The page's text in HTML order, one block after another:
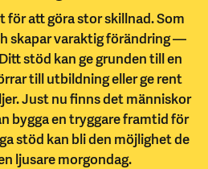
för att göra stor skillnad. Som
skapar varaktig förändring —
stöd kan ge grunden till en
till utbildning eller ge rent
Just nu finns det människor
bygga en tryggare framtid för
stöd kan bli den möjlighet de
ljusare morgondag.